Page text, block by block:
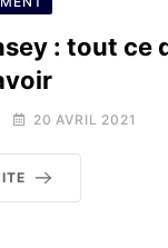
: tout ce
20 AVRIL 2021